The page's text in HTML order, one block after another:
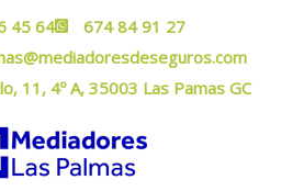
45 64
674 84 91 27
11, 4º A, 35003 Las Pamas GC